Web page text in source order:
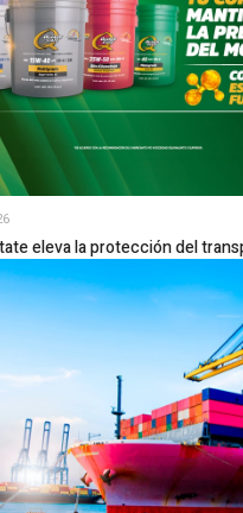
eleva la protección del